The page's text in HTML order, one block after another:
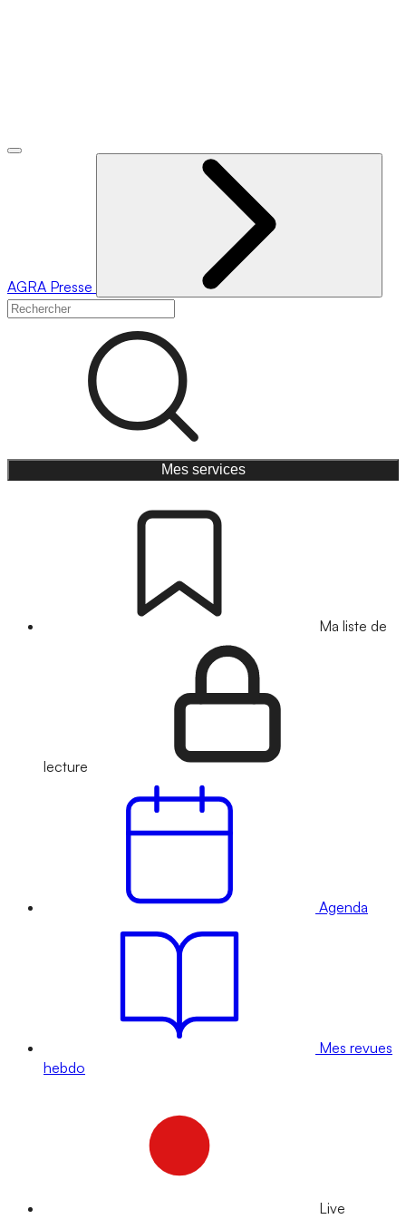
AGRA Presse
Mes services
Ma liste de
lecture
Agenda
Mes revues
hebdo
Live